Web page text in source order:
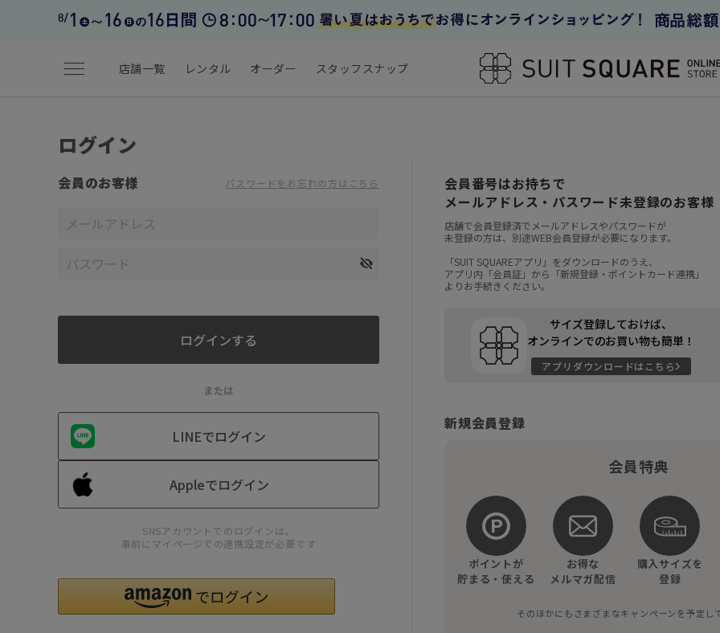
menu 店舗一覧 レンタル オーダー スタッフスナップ
ログイン
会員のお客様 パスワードをお忘れの方はこちら
または
LINEでログイン
Appleでログイン
SNSアカウントでのログインは、
事前にマイページでの連携設定が必要です
会員番号はお持ちで
メールアドレス・パスワード未登録のお客様
店舗で会員登録済でメールアドレスやパスワードが
未登録の方は、別途WEB会員登録が必要になります。
「SUIT SQUAREアプリ」をダウンロードのうえ、
アプリ内「会員証」から「新規登録・ポイントカード連携」
よりお手続きください。
サイズ登録しておけば、
オンラインでのお買い物も簡単！
アプリダウンロードはこちら
新規会員登録
会員特典
ポイントが
貯まる・使える
お得な
メルマガ配信
購入サイズを
登録
そのほかにもさまざまなキャンペーンを予定し